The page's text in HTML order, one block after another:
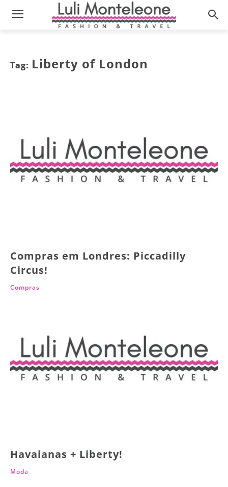
Tag: Liberty of London
Compras em Londres: Piccadilly
Circus!
Compras
Havaianas + Liberty!
Moda